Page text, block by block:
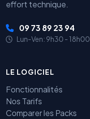
effort technique.
09 73 89 23 94
Lun-Ven: 9h30 - 18h00
LE LOGICIEL
Fonctionnalités
Nos Tarifs
Comparer les Packs